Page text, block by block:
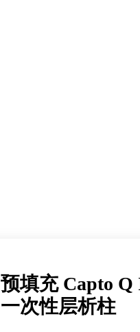
预填充 Capto Q
一次性层析柱